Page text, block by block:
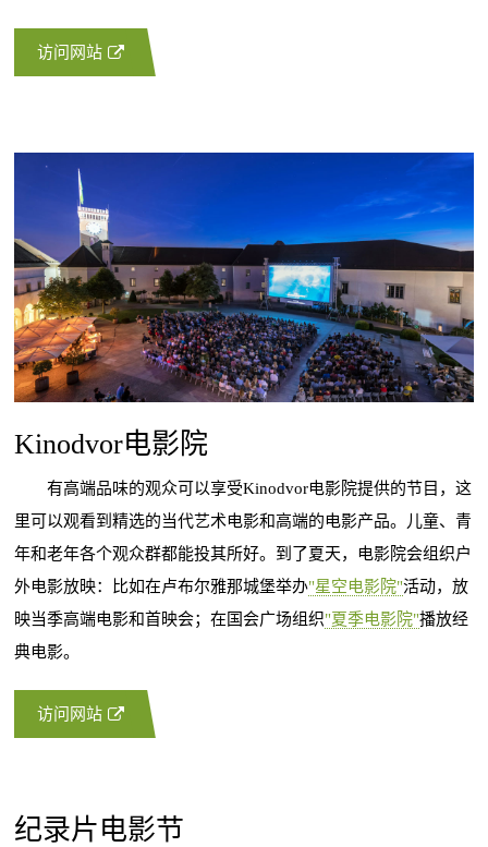
访问网站
Kinodvor电影院
有高端品味的观众可以享受Kinodvor电影院提供的节目，这
里可以观看到精选的当代艺术电影和高端的电影产品。儿童、青
年和老年各个观众群都能投其所好。到了夏天，电影院会组织户
外电影放映：比如在卢布尔雅那城堡举办"星空电影院"活动，放
映当季高端电影和首映会；在国会广场组织"夏季电影院"播放经
典电影。
访问网站
纪录片电影节